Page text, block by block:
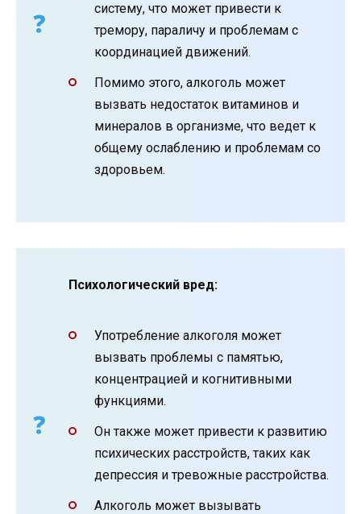
систему, что может привести к
тремору, параличу и проблемам с
координацией движений.
Помимо этого, алкоголь может
вызвать недостаток витаминов и
минералов в организме, что ведет к
общему ослаблению и проблемам со
здоровьем.
Психологический вред:
Употребление алкоголя может
вызвать проблемы с памятью,
концентрацией и когнитивными
функциями.
Он также может привести к развитию
психических расстройств, таких как
депрессия и тревожные расстройства.
Алкоголь может вызывать